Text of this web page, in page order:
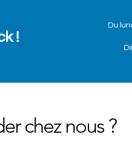
!
Du
chez nous ?